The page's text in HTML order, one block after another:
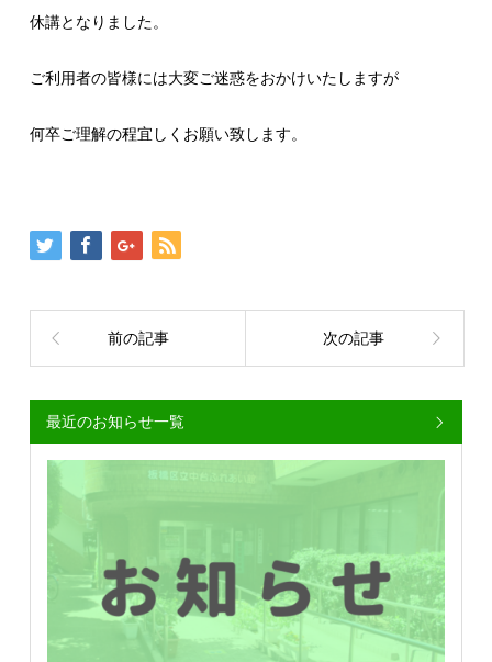
休講となりました。
ご利用者の皆様には大変ご迷惑をおかけいたしますが
何卒ご理解の程宜しくお願い致します。
前の記事 次の記事
最近のお知らせ一覧